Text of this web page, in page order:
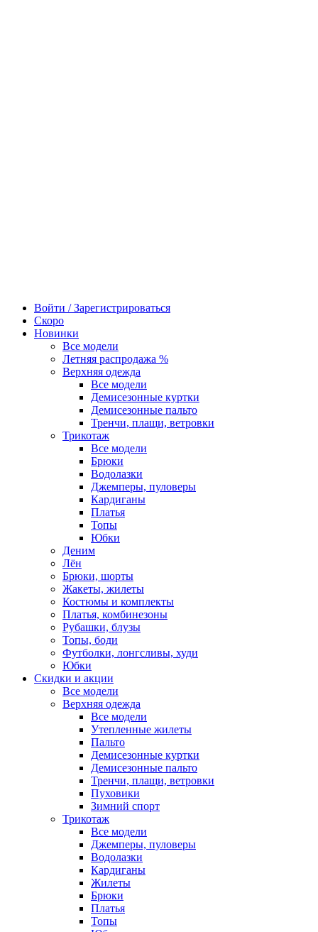
Войти / Зарегистрироваться
Скоро
Новинки
Все модели
Летняя распродажа %
Верхняя одежда
Все модели
Демисезонные куртки
Демисезонные пальто
Тренчи, плащи, ветровки
Трикотаж
Все модели
Брюки
Водолазки
Джемперы, пуловеры
Кардиганы
Платья
Топы
Юбки
Деним
Лён
Брюки, шорты
Жакеты, жилеты
Костюмы и комплекты
Платья, комбинезоны
Рубашки, блузы
Топы, боди
Футболки, лонгсливы, худи
Юбки
Скидки и акции
Все модели
Верхняя одежда
Все модели
Утепленные жилеты
Пальто
Демисезонные куртки
Демисезонные пальто
Тренчи, плащи, ветровки
Пуховики
Зимний спорт
Трикотаж
Все модели
Джемперы, пуловеры
Водолазки
Кардиганы
Жилеты
Брюки
Платья
Топы